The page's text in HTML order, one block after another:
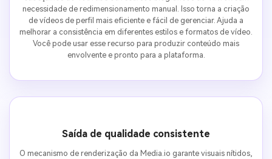
necessidade de redimensionamento manual. Isso torna a criação
de vídeos de perfil mais eficiente e fácil de gerenciar. Ajuda a
melhorar a consistência em diferentes estilos e formatos de vídeo.
Você pode usar esse recurso para produzir conteúdo mais
envolvente e pronto para a plataforma.
Saída de qualidade consistente
O mecanismo de renderização da Media.io garante visuais nítidos,